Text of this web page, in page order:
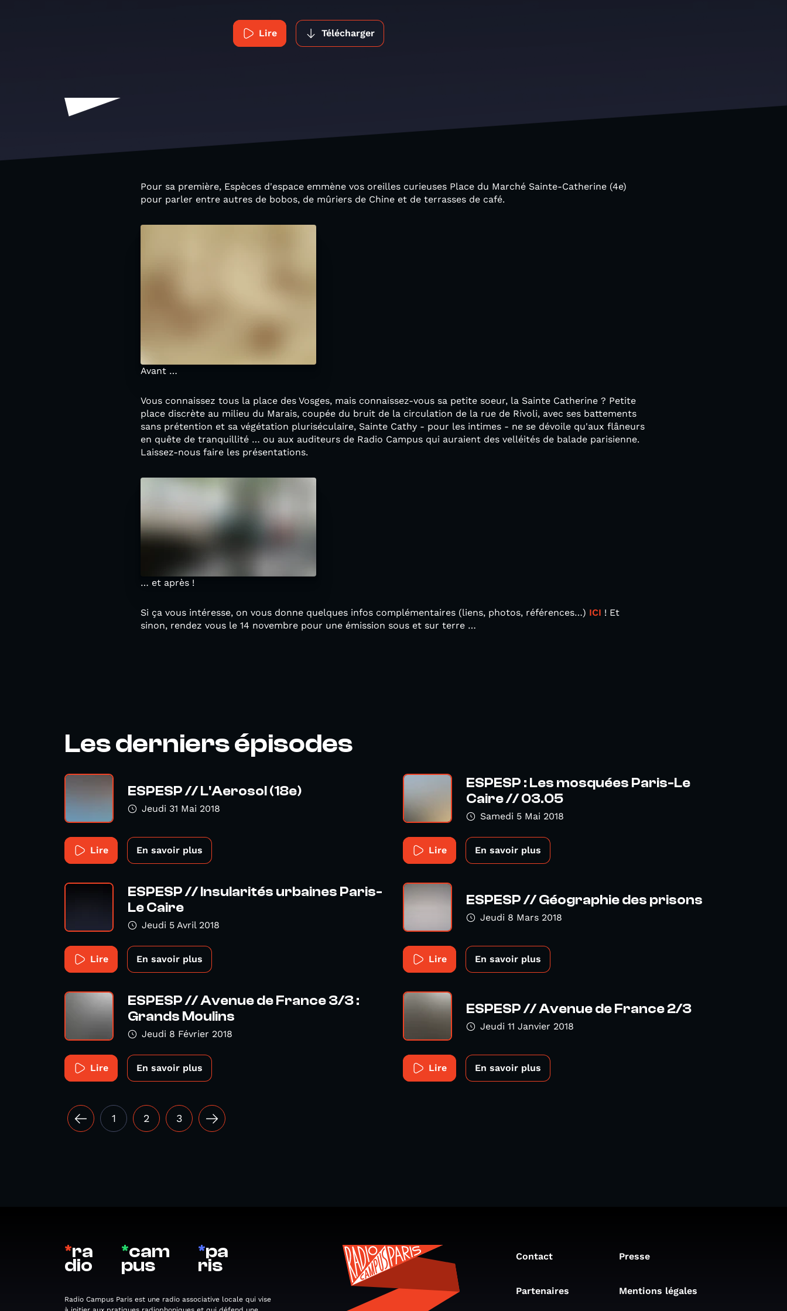
Lire Télécharger
Pour sa première, Espèces d'espace emmène vos oreilles curieuses Place du Marché Sainte-Catherine (4e)
pour parler entre autres de bobos, de mûriers de Chine et de terrasses de café.
Avant …
Vous connaissez tous la place des Vosges, mais connaissez-vous sa petite soeur, la Sainte Catherine ? Petite
place discrète au milieu du Marais, coupée du bruit de la circulation de la rue de Rivoli, avec ses battements
sans prétention et sa végétation pluriséculaire, Sainte Cathy - pour les intimes - ne se dévoile qu'aux flâneurs
en quête de tranquillité … ou aux auditeurs de Radio Campus qui auraient des velléités de balade parisienne.
Laissez-nous faire les présentations.
… et après !
Si ça vous intéresse, on vous donne quelques infos complémentaires (liens, photos, références…) ICI ! Et
sinon, rendez vous le 14 novembre pour une émission sous et sur terre …
Les derniers épisodes
ESPESP // L'Aerosol (18e)
Jeudi 31 Mai 2018
Lire En savoir plus
ESPESP : Les mosquées Paris-Le
Caire // 03.05
Samedi 5 Mai 2018
Lire En savoir plus
ESPESP // Insularités urbaines Paris-
Le Caire
Jeudi 5 Avril 2018
Lire En savoir plus
ESPESP // Géographie des prisons
Jeudi 8 Mars 2018
Lire En savoir plus
ESPESP // Avenue de France 3/3 :
Grands Moulins
Jeudi 8 Février 2018
Lire En savoir plus
ESPESP // Avenue de France 2/3
Jeudi 11 Janvier 2018
Lire En savoir plus
1 2 3
*ra
dio
*cam
pus
*pa
ris
Radio Campus Paris est une radio associative locale qui vise
Contact Presse
Partenaires Mentions légales